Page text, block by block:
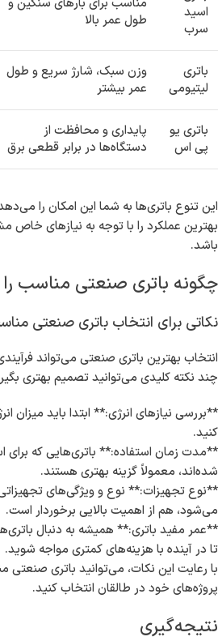
اسید
سرب
طول عمر بالا
باتری
لیتیومی
وزن سبک، شارژ سریع و طول
عمر بیشتر
باتری یو
پی اس
پایداری و محافظت از
دستگاه‌ها در برابر قطعی برق
این تنوع باتری‌ها به شما این امکان را
بهترین عملکرد را با توجه به نیازهای خاص
باشد.
چگونه باتری صنعتی مناسب
نکاتی برای انتخاب باتری صنعتی
انتخاب بهترین باتری صنعتی می‌تواند
چند نکته کلیدی می‌توانید تصمیم بهتری
**بررسی نیازهای انرژی:** ابتدا باید میزان
کنید.
**مدت زمان استفاده:** باتری‌هایی که
شده‌اند، معمولاً گزینه بهتری هستند.
**نوع تجهیزات:** نوع و ویژگی‌های
می‌شود، هم از اهمیت بالایی برخوردار است.
**عمر مفید باتری:** همیشه به دنبال
تا در آینده با هزینه‌های کمتری مواجه شوید.
با رعایت این نکات، می‌توانید باتری صنعتی
پروژه‌های خود در طالقان انتخاب کنید.
نتیجه‌گیری